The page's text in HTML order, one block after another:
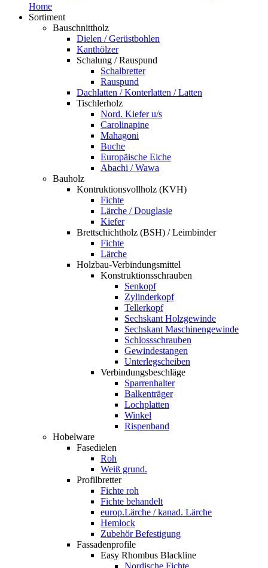
Home
Sortiment
Bauschnittholz
Dielen / Gerüstbohlen
Kanthölzer
Schalung / Rauspund
Schalbretter
Rauspund
Dachlatten / Konterlatten / Latten
Tischlerholz
Nord. Kiefer u/s
Carolinapine
Mahagoni
Buche
Europäische Eiche
Abachi / Wawa
Bauholz
Kontruktionsvollholz (KVH)
Fichte
Lärche / Douglasie
Kiefer
Brettschichtholz (BSH) / Leimbinder
Fichte
Lärche
Holzbau-Verbindungsmittel
Konstruktionsschrauben
Senkopf
Zylinderkopf
Tellerkopf
Sechskant Holzgewinde
Sechskant Maschinengewinde
Schlossschrauben
Gewindestangen
Unterlegscheiben
Verbindungsbeschläge
Sparrenhalter
Balkenträger
Lochplatten
Winkel
Rispenband
Hobelware
Fasedielen
Roh
Weiß grund.
Profilbretter
Fichte roh
Fichte behandelt
europ.Lärche / kanad. Lärche
Hemlock
Zubehör Befestigung
Fassadenprofile
Easy Rhombus Blackline
Nordische Fichte